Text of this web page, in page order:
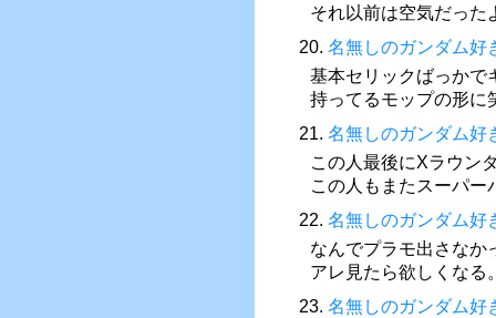
それ以前は空気だった
20. 名無しのガンダム好
基本セリックばっかで
持ってるモップの形に
21. 名無しのガンダム好
この人最後にXラウン
この人もまたスーパー
22. 名無しのガンダム好
なんでプラモ出さなか
アレ見たら欲しくなる
23. 名無しのガンダム好